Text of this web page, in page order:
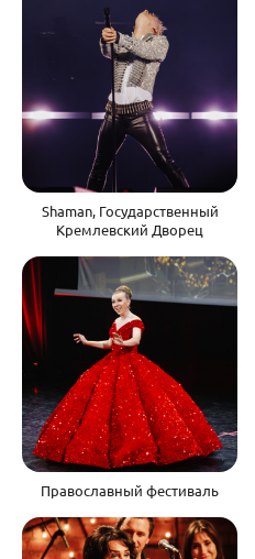
Shaman, Государственный
Кремлевский Дворец
Православный фестиваль